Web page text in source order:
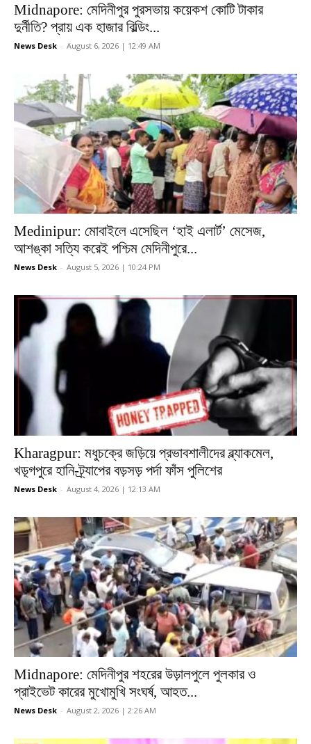
Midnapore: মেদিনীপুর পুরসভায় কয়েকশ কোটি টাকার
দুর্নীতি? প্রায় এক হাজার বিল্ডিং...
News Desk - August 6, 2026 | 12:49 AM
Medinipur: মোবাইলে এসেছিল ‘হাই এলার্ট’ মেসেজ,
আশঙ্কা সত্যি করেই পশ্চিম মেদিনীপুরে...
News Desk - August 5, 2026 | 10:24 PM
Kharagpur: মধুচক্রে জড়িয়ে প্রভাবশালীদের ব্ল্যাকমেল,
খড়্গপুরে হানি-ট্র্যাপের বড়সড় পর্দা ফাঁস পুলিশের
News Desk - August 4, 2026 | 12:13 AM
Midnapore: মেদিনীপুর শহরের উড়ালপুলে পুলকার ও
প্রাইভেট কারের মুখোমুখি সংঘর্ষ, আহত...
News Desk - August 2, 2026 | 2:26 AM